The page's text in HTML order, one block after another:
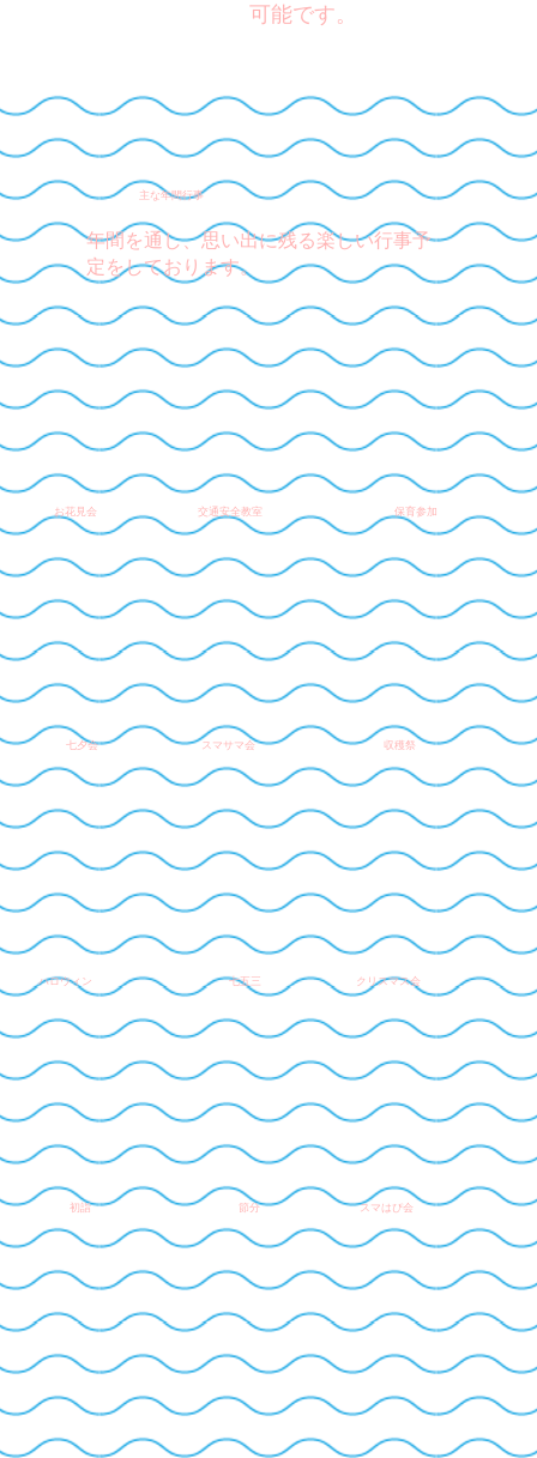
可能です。
お花見会
主な年間行事
年間を通し、思い出に残る楽しい行事予
定をしております。
交通安全教室 保育参加
七夕会 収穫祭
スマサマ会
​クリスマス会
七五三
ハロウィン
​スマはぴ会
節分
初詣